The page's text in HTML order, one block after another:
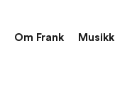
Om Frank Musikk